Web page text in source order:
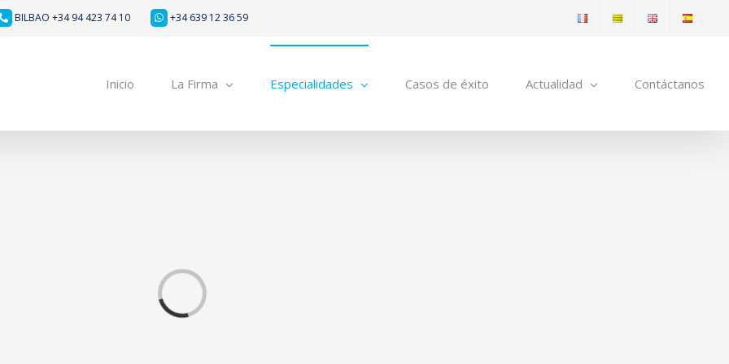
BILBAO +34 94 423 74 10 +34 639 12 36 59
Inicio La Firma Especialidades Casos de éxito Actualidad Contáctanos
Cargando...